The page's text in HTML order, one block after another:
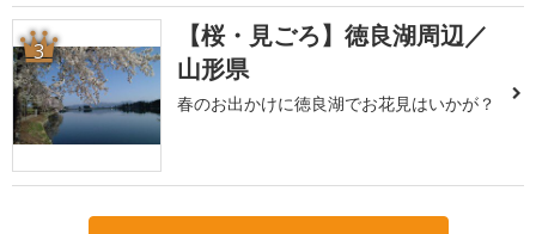
3
【桜・見ごろ】徳良湖周辺／
山形県
春のお出かけに徳良湖でお花見はいかが？